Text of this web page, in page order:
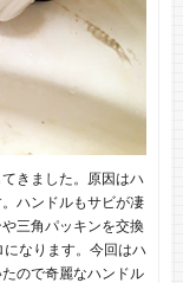
きました。原因はハ
ハンドルもサビが凄
三角パッキンを交換
なります。今回はハ
ので奇麗なハンドル